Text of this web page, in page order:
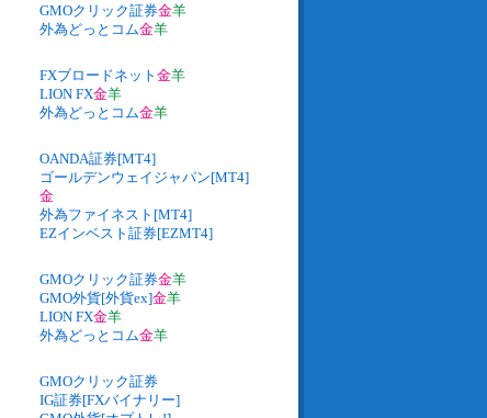
GMOクリック証券金羊
外為どっとコム金羊
FXブロードネット 金羊
LION FX金羊
外為どっとコム金羊
OANDA証券[MT4]
ゴールデンウェイジャパン[MT4]
金
外為ファイネスト[MT4]
EZインベスト証券[EZMT4]
GMOクリック証券金羊
GMO外貨[外貨ex]金羊
LION FX金羊
外為どっとコム金羊
GMOクリック証券
IG証券[FXバイナリー]